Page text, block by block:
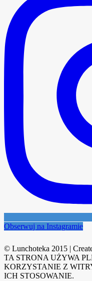
Obserwuj na Instagramie
© Lunchoteka 2015 |
TA STRONA UŻYWA
KORZYSTANIE Z
ICH STOSOWANIE.